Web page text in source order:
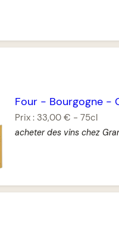
Four- Bourgogne-
Prix : 33,00 € - 75cl
acheter des vins chez